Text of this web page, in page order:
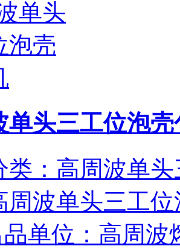
单头三工位泡
类：高周波单
周波单头三工
品单位：高周